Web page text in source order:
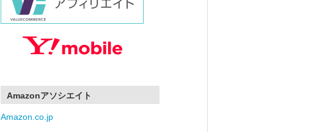
Amazonアソシエイト
Amazon.co.jp